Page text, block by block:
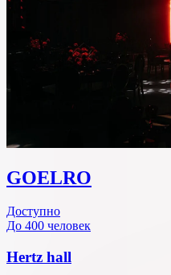
GOELRO
Доступно
До 400 человек
Hertz hall